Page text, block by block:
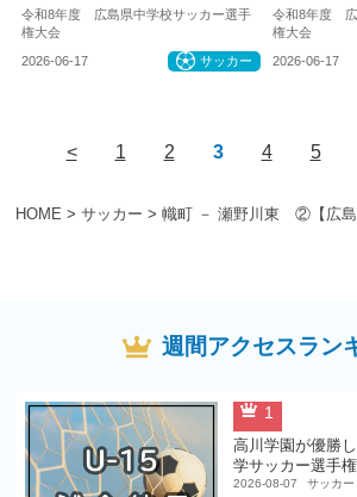
HOME > サッカー > 幟町 － 瀬野川東 ②【広島
令和8年度 広島県中学校サッカー選手
権大会
2026-06-17 サッカー
令和8年度 広
権大会
2026-06-17
< 1 2 3 4 5
週間アクセスラン
1
高川学園が優勝
学サッカー選手権
2026-08-07 サッカー